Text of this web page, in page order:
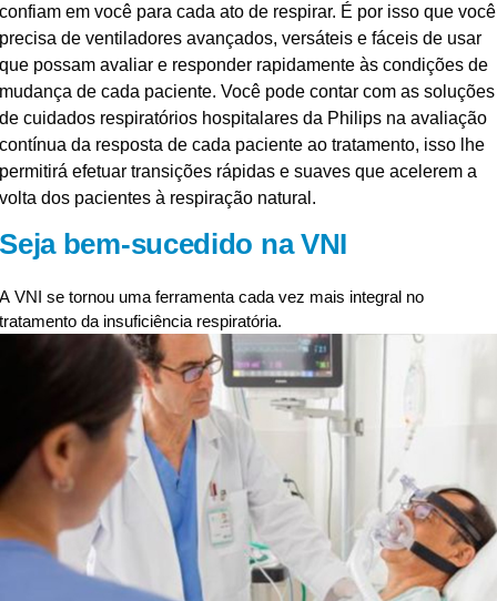
confiam em você para cada ato de respirar. É por isso que você
precisa de ventiladores avançados, versáteis e fáceis de usar
que possam avaliar e responder rapidamente às condições de
mudança de cada paciente. Você pode contar com as soluções
de cuidados respiratórios hospitalares da Philips na avaliação
contínua da resposta de cada paciente ao tratamento, isso lhe
permitirá efetuar transições rápidas e suaves que acelerem a
volta dos pacientes à respiração natural.
Seja bem-sucedido na VNI
A VNI se tornou uma ferramenta cada vez mais integral no
tratamento da insuficiência respiratória.